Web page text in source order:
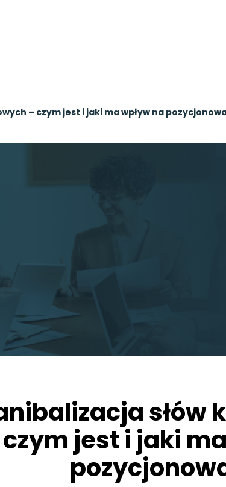
– czym jest i jaki ma wpływ na
słów
czym jest i jaki